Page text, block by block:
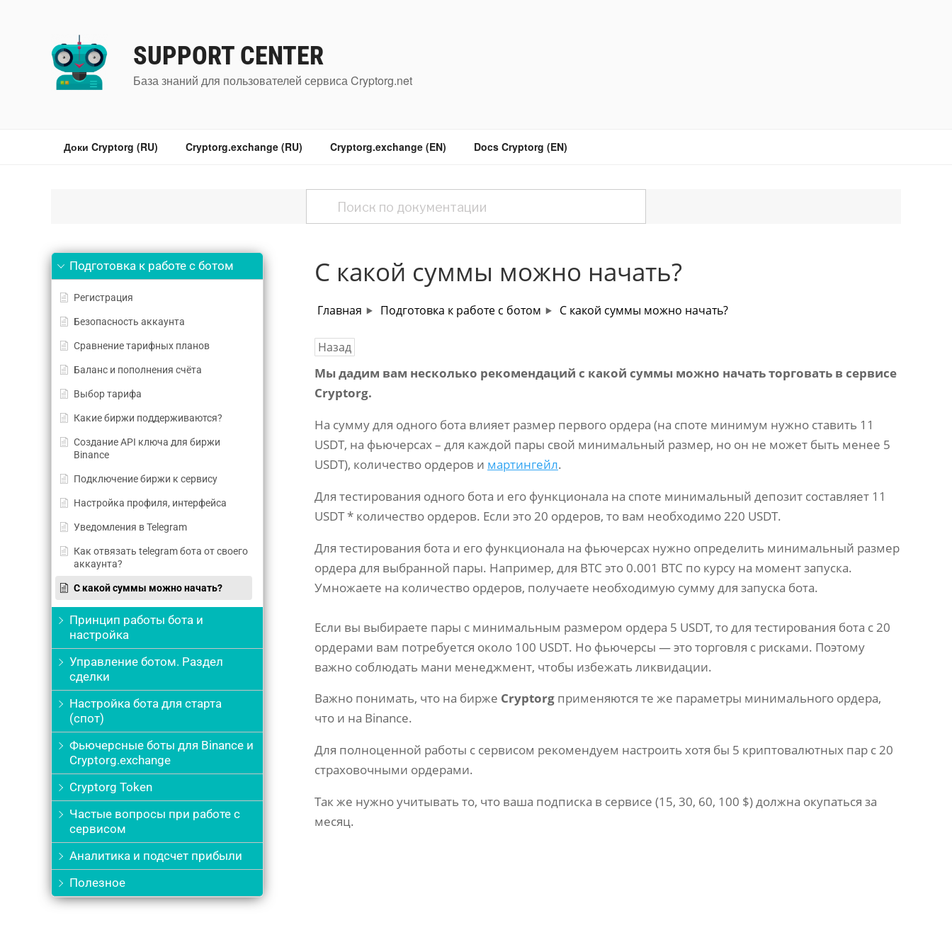
содержимому
SUPPORT CENTER
База знаний для пользователей сервиса Cryptorg.net
Доки Cryptorg (RU) Cryptorg.exchange (RU) Cryptorg.exchange (EN) Docs Cryptorg (EN)
С какой суммы можно начать?
Главная Подготовка к работе с ботом С какой суммы можно начать?
Назад
Мы дадим вам несколько рекомендаций с какой суммы можно начать торговать в сервисе
Cryptorg.
На сумму для одного бота влияет размер первого ордера (на споте минимум нужно ставить 11
USDT, на фьючерсах – для каждой пары свой минимальный размер, но он не может быть менее 5
USDT), количество ордеров и мартингейл.
Для тестирования одного бота и его функционала на споте минимальный депозит составляет 11
USDT * количество ордеров. Если это 20 ордеров, то вам необходимо 220 USDT.
Для тестирования бота и его функционала на фьючерсах нужно определить минимальный размер
ордера для выбранной пары. Например, для BTC это 0.001 BTC по курсу на момент запуска.
Умножаете на количество ордеров, получаете необходимую сумму для запуска бота.
Если вы выбираете пары с минимальным размером ордера 5 USDT, то для тестирования бота с 20
ордерами вам потребуется около 100 USDT. Но фьючерсы — это торговля с рисками. Поэтому
важно соблюдать мани менеджмент, чтобы избежать ликвидации.
Важно понимать, что на бирже Cryptorg применяются те же параметры минимального ордера,
что и на Binance.
Для полноценной работы с сервисом рекомендуем настроить хотя бы 5 криптовалютных пар с 20
страховочными ордерами.
Так же нужно учитывать то, что ваша подписка в сервисе (15, 30, 60, 100 $) должна окупаться за
месяц.
Подготовка к работе с ботом
Регистрация
Безопасность аккаунта
Сравнение тарифных планов
Баланс и пополнения счёта
Выбор тарифа
Какие биржи поддерживаются?
Создание API ключа для биржи
Binance
Подключение биржи к сервису
Настройка профиля, интерфейса
Уведомления в Telegram
Как отвязать telegram бота от своего
аккаунта?
С какой суммы можно начать?
Принцип работы бота и
настройка
Управление ботом. Раздел
сделки
Настройка бота для старта
(спот)
Фьючерсные боты для Binance и
Cryptorg.exchange
Cryptorg Token
Частые вопросы при работе с
сервисом
Аналитика и подсчет прибыли
Полезное